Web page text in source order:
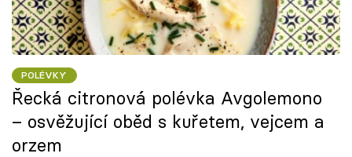
Sledujte nás
POLÉVKY
Řecká citronová polévka Avgolemono
– osvěžující oběd s kuřetem, vejcem a
orzem